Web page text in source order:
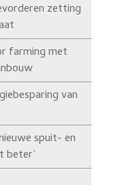
zetting
farming met
van
spuit- en